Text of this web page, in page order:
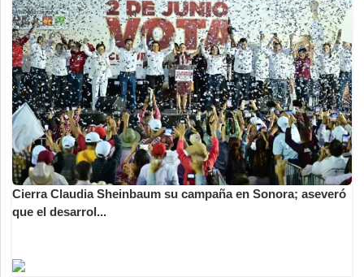
Cierra Claudia Sheinbaum su campaña en Sonora; aseveró
que el desarrol...